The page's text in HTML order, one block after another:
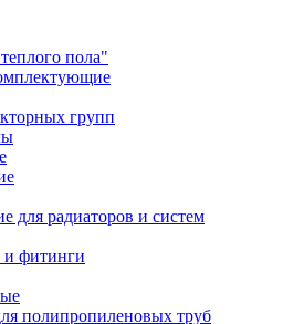
пола"
групп
для радиаторов и систем
фитинги
полипропиленовых труб